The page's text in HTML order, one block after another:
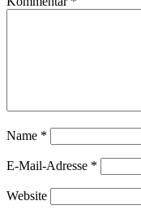
Name *
E-Mail-Adresse *
Website